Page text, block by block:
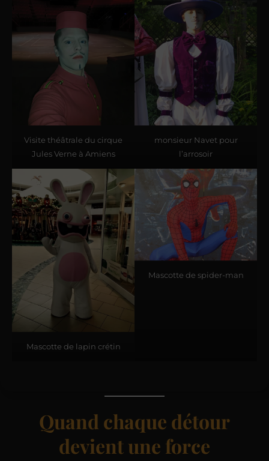
Visite théâtrale du cirque
Jules Verne à Amiens
monsieur Navet pour
l’arrosoir
Mascotte de lapin crétin
Mascotte de spider-man
Quand chaque détour
devient une force